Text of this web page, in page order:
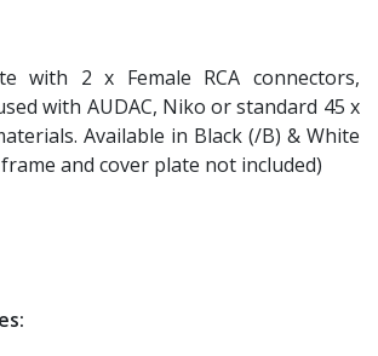
with 2 x Female RCA connectors,
with AUDAC, Niko or standard 45 x
Available in Black (/B) & White
and cover plate not included)